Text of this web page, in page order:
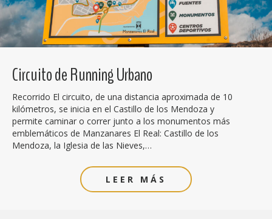
Circuito de Running Urbano
Recorrido El circuito, de una distancia aproximada de 10
kilómetros, se inicia en el Castillo de los Mendoza y
permite caminar o correr junto a los monumentos más
emblemáticos de Manzanares El Real: Castillo de los
Mendoza, la Iglesia de las Nieves,…
LEER MÁS